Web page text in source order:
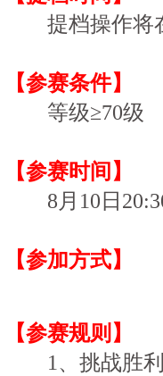
提档操作将
【参赛条件】
等级≥70级
【参赛时间】
8月10日
【参加方式】
【参赛规则】
1、挑战胜利